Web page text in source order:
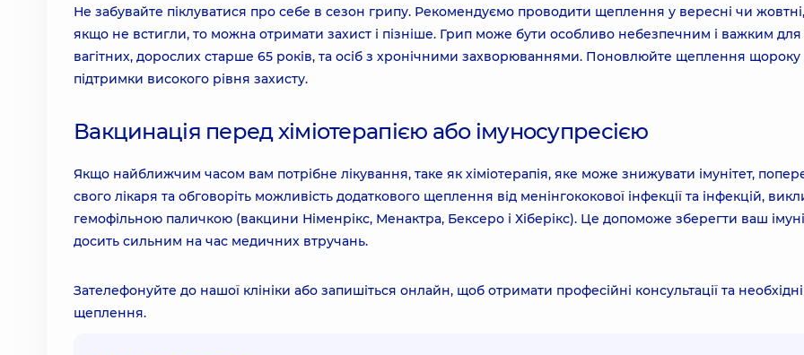
Не забувайте піклуватися про себе в сезон грипу. Рекомендуємо проводити щеплення у вересні чи
якщо не встигли, то можна отримати захист і пізніше. Грип може бути особливо небезпечним і важким для
вагітних, дорослих старше 65 років, та осіб з хронічними захворюваннями. Поновлюйте щеплення щороку
підтримки високого рівня захисту.
Вакцинація перед хіміотерапією або імуносупресією
Якщо найближчим часом вам потрібне лікування, таке як хіміотерапія, яке може знижувати імунітет,
свого лікаря та обговоріть можливість додаткового щеплення від менінгококової інфекції та інфекцій,
гемофільною паличкою (вакцини Німенрікс, Менактра, Бексеро і Хіберікс). Це допоможе зберегти ваш
досить сильним на час медичних втручань.
Зателефонуйте до нашої клініки або запишіться онлайн, щоб отримати професійні консультації та необхідні
щеплення.